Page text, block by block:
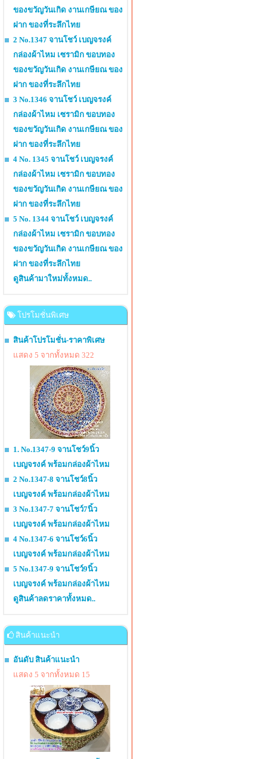
ของขวัญวันเกิด งานเกษียณ ของ
ฝาก ของที่ระลึกไทย
2 No.1347 จานโชว์ เบญจรงค์
กล่องผ้าไหม เซรามิก ขอบทอง
ของขวัญวันเกิด งานเกษียณ ของ
ฝาก ของที่ระลึกไทย
3 No.1346 จานโชว์ เบญจรงค์
กล่องผ้าไหม เซรามิก ขอบทอง
ของขวัญวันเกิด งานเกษียณ ของ
ฝาก ของที่ระลึกไทย
4 No. 1345 จานโชว์ เบญจรงค์
กล่องผ้าไหม เซรามิก ขอบทอง
ของขวัญวันเกิด งานเกษียณ ของ
ฝาก ของที่ระลึกไทย
5 No. 1344 จานโชว์ เบญจรงค์
กล่องผ้าไหม เซรามิก ขอบทอง
ของขวัญวันเกิด งานเกษียณ ของ
ฝาก ของที่ระลึกไทย
ดูสินค้ามาใหม่ทั้งหมด..
โปรโมชั่นพิเศษ
สินค้าโปรโมชั่น-ราคาพิเศษ
แสดง 5 จากทั้งหมด 322
1. No.1347-9 จานโชว์9นิ้ว
เบญจรงค์ พร้อมกล่องผ้าไหม
2 No.1347-8 จานโชว์8นิ้ว
เบญจรงค์ พร้อมกล่องผ้าไหม
3 No.1347-7 จานโชว์7นิ้ว
เบญจรงค์ พร้อมกล่องผ้าไหม
4 No.1347-6 จานโชว์6นิ้ว
เบญจรงค์ พร้อมกล่องผ้าไหม
5 No.1347-9 จานโชว์9นิ้ว
เบญจรงค์ พร้อมกล่องผ้าไหม
ดูสินค้าลดราคาทั้งหมด..
สินค้าแนะนำ
อันดับ สินค้าแนะนำ
แสดง 5 จากทั้งหมด 15